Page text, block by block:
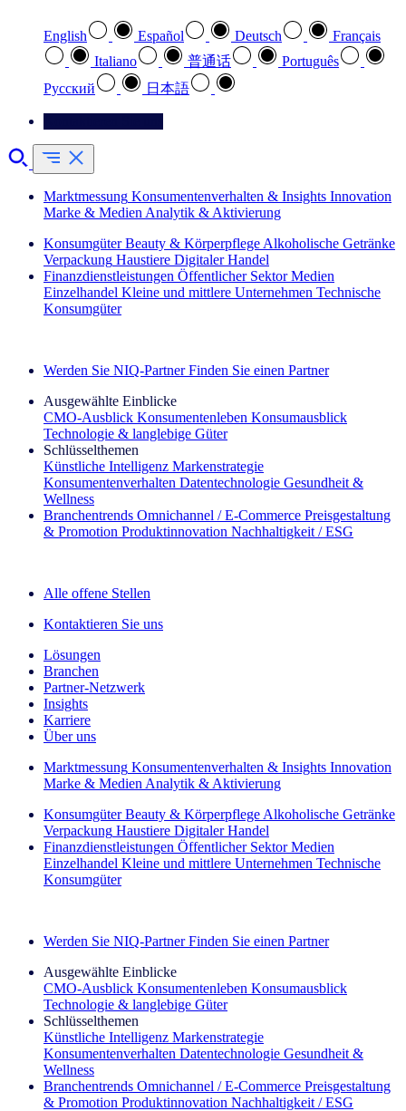
English Español Deutsch
Français
Italiano
普通话
Português
Pусский
日本語
Marktmessung Konsumentenverhalten & Insights Innovation
Marke & Medien Analytik & Aktivierung
Konsumgüter Beauty & Körperpflege Alkoholische Getränke
Verpackung Haustiere Digitaler Handel
Finanzdienstleistungen Öffentlicher Sektor Medien
Einzelhandel Kleine und mittlere Unternehmen Technische
Konsumgüter
Werden Sie NIQ-Partner Finden Sie einen Partner
Ausgewählte Einblicke
CMO‑Ausblick Konsumentenleben Konsumausblick
Technologie & langlebige Güter
Schlüsselthemen
Künstliche Intelligenz Markenstrategie
Konsumentenverhalten Datentechnologie Gesundheit &
Wellness
Branchentrends Omnichannel / E‑Commerce Preisgestaltung
& Promotion Produktinnovation Nachhaltigkeit / ESG
Alle offene Stellen
Kontaktieren Sie uns
Lösungen
Branchen
Partner-Netzwerk
Insights
Karriere
Über uns
Marktmessung Konsumentenverhalten & Insights Innovation
Marke & Medien Analytik & Aktivierung
Konsumgüter Beauty & Körperpflege Alkoholische Getränke
Verpackung Haustiere Digitaler Handel
Finanzdienstleistungen Öffentlicher Sektor Medien
Einzelhandel Kleine und mittlere Unternehmen Technische
Konsumgüter
Werden Sie NIQ-Partner Finden Sie einen Partner
Ausgewählte Einblicke
CMO‑Ausblick Konsumentenleben Konsumausblick
Technologie & langlebige Güter
Schlüsselthemen
Künstliche Intelligenz Markenstrategie
Konsumentenverhalten Datentechnologie Gesundheit &
Wellness
Branchentrends Omnichannel / E‑Commerce Preisgestaltung
& Promotion Produktinnovation Nachhaltigkeit / ESG